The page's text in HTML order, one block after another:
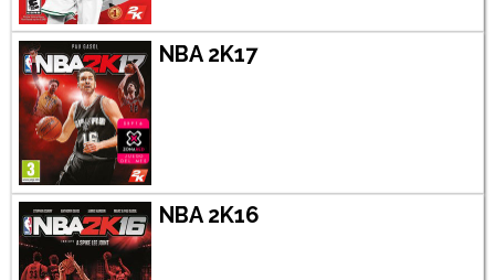
NBA 2K17
NBA 2K16